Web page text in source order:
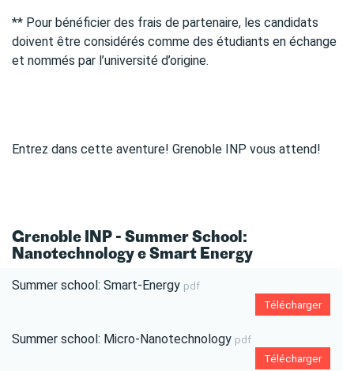
** Pour bénéficier des frais de partenaire, les candidats
doivent être considérés comme des étudiants en échange
et nommés par l’université d’origine.
Entrez dans cette aventure! Grenoble INP vous attend!
Grenoble INP - Summer School:
Nanotechnology e Smart Energy
Summer school: Smart-Energy pdf
Télécharger
Summer school: Micro-Nanotechnology pdf
Télécharger